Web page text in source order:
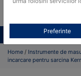
Toate produsele
Home / Instrumente de
incarcare pentru sarcina
Preferinte